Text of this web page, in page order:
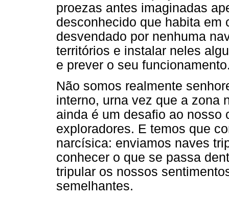
proezas antes imaginadas
desconhecido que habita em
desvendado por nenhuma
territórios e instalar neles
e prever o seu
Não somos realmente
interno, urna vez que a zona
ainda é um desafio ao nosso
exploradores. E temos que
narcísica: enviamos naves
conhecer o que se passa
tripular os nossos
semelhantes.